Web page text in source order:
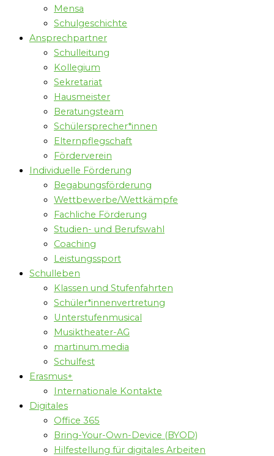
Mensa
Schulgeschichte
Ansprechpartner
Schulleitung
Kollegium
Sekretariat
Hausmeister
Beratungsteam
Schülersprecher*innen
Elternpflegschaft
Förderverein
Individuelle Förderung
Begabungsförderung
Wettbewerbe/Wettkämpfe
Fachliche Förderung
Studien- und Berufswahl
Coaching
Leistungssport
Schulleben
Klassen und Stufenfahrten
Schüler*innenvertretung
Unterstufenmusical
Musiktheater-AG
martinum.media
Schulfest
Erasmus+
Internationale Kontakte
Digitales
Office 365
Bring-Your-Own-Device (BYOD)
Hilfestellung für digitales Arbeiten